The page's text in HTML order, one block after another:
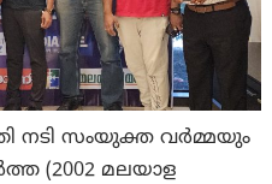
നടി സംയുക്ത വർമ്മയും
(2002 മലയാള